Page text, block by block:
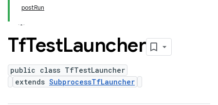
postRun
TfTestLauncher
public class TfTestLauncher
extends SubprocessTfLauncher